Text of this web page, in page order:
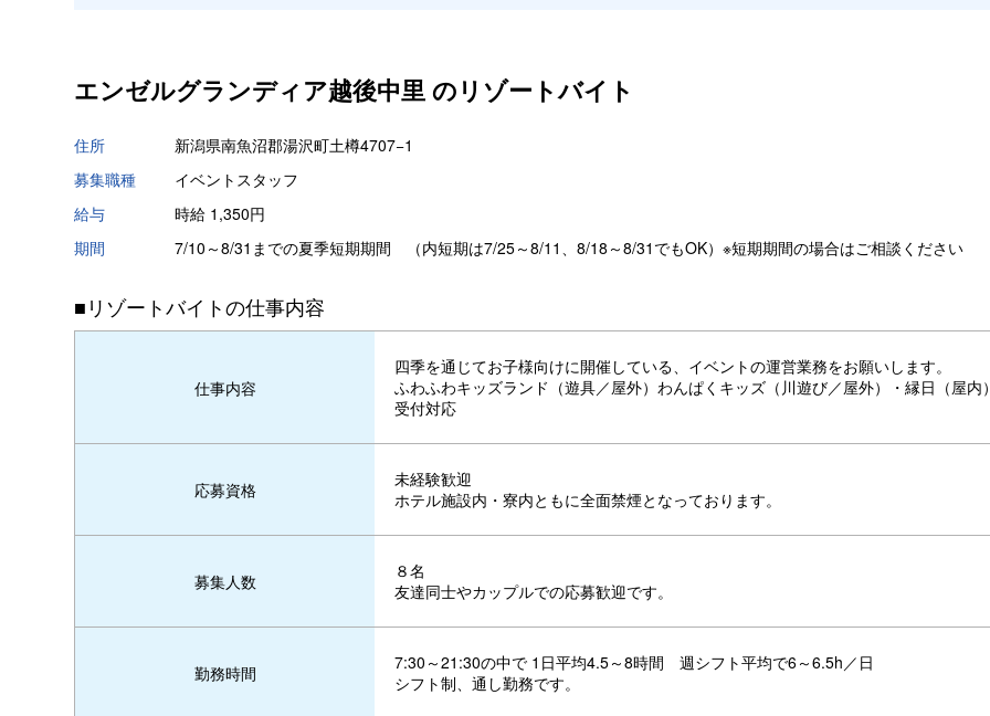
エンゼルグランディア越後中里 のリゾートバイト
住所
新潟県南魚沼郡湯沢町土樽4707−1
募集職種
イベントスタッフ
給与
時給 1,350円
期間
7/10～8/31までの夏季短期期間 （内短期は7/25～8/11、8/18～8/31でもOK）※短期期間の場合はご相談ください
■リゾートバイトの仕事内容
仕事内容
四季を通じてお子様向けに開催している、イベントの運営業務をお願いします。
ふわふわキッズランド（遊具／屋外）わんぱくキッズ（川遊び／屋外）・縁日（屋内
受付対応
応募資格
未経験歓迎
ホテル施設内・寮内ともに全面禁煙となっております。
募集人数
８名
友達同士やカップルでの応募歓迎です。
勤務時間
7:30～21:30の中で 1日平均4.5～8時間 週シフト平均で6～6.5h／日
シフト制、通し勤務です。